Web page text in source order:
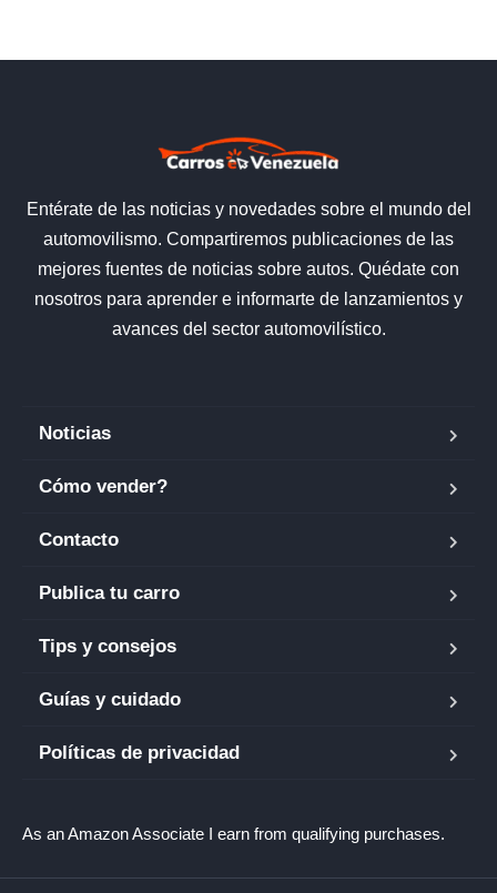
Entérate de las noticias y novedades sobre el mundo del
automovilismo. Compartiremos publicaciones de las
mejores fuentes de noticias sobre autos. Quédate con
nosotros para aprender e informarte de lanzamientos y
avances del sector automovilístico.
Noticias
Cómo vender?
Contacto
Publica tu carro
Tips y consejos
Guías y cuidado
Políticas de privacidad
As an Amazon Associate I earn from qualifying purchases.